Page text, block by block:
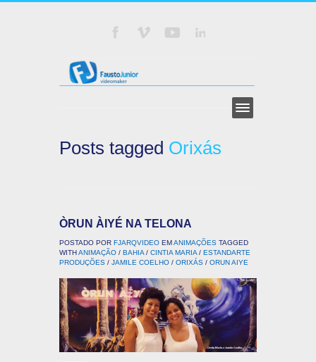
Posts tagged Orixás
ÒRUN ÀIYÉ NA TELONA
POSTADO POR FJARQVIDEO EMANIMAÇÕES TAGGED
WITHANIMAÇÃO / BAHIA / CINTIA MARIA / ESTANDARTE
PRODUÇÕES / JAMILE COELHO / ORIXÁS / ORUN AIYE